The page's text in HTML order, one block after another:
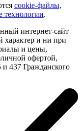
cookie-файлы,
технологии.
интернет-сайт
и ни при
и цены,
офертой,
437 Гражданского